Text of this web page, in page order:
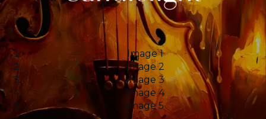
Image 1
Image 2
Image 3
Image 4
Image 5